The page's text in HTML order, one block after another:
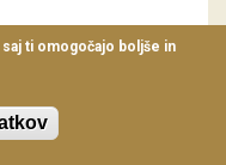
ti omogočajo boljše in